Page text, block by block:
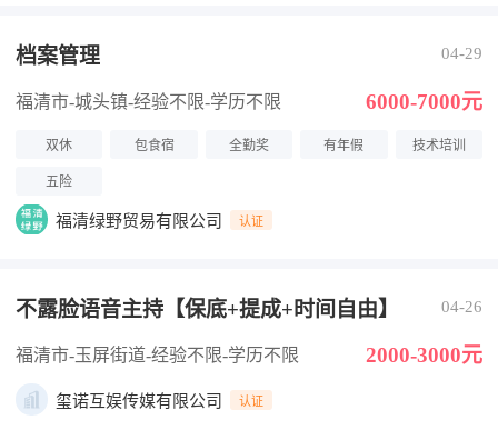
档案管理 04-29
福清市-城头镇-经验不限-学历不限 6000-7000元
双休 包食宿 全勤奖 有年假 技术培训
五险
福清绿野贸易有限公司 认证
不露脸语音主持【保底+提成+时间自由】 04-26
福清市-玉屏街道-经验不限-学历不限 2000-3000元
玺诺互娱传媒有限公司 认证